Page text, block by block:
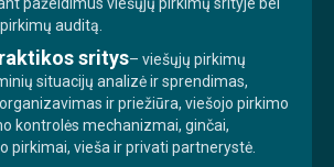
auditą.
sritys– viešųjų pirkimų
situacijų analizė ir sprendimas,
ir priežiūra, viešojo pirkimo
kontrolės mechanizmai, ginčai,
pirkimai, vieša ir privati partnerystė.